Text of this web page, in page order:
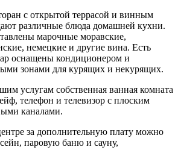
с открытой террасой и винным
различные блюда домашней кухни.
марочные моравские,
немецкие и другие вина. Есть
оснащены кондиционером и
зонами для курящих и некурящих.
услугам собственная ванная комната
телефон и телевизор с плоским
каналами.
за дополнительную плату можно
паровую баню и сауну,